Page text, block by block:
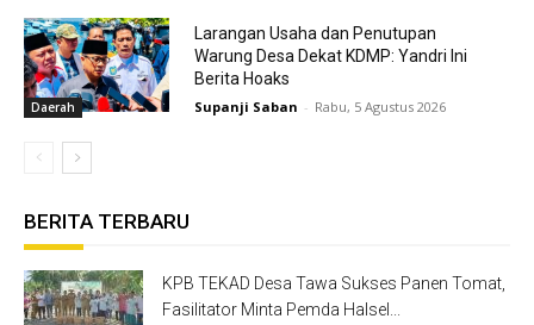
Daerah
Larangan Usaha dan Penutupan
Warung Desa Dekat KDMP: Yandri Ini
Berita Hoaks
Supanji Saban - Rabu, 5 Agustus 2026
BERITA TERBARU
KPB TEKAD Desa Tawa Sukses Panen Tomat,
Fasilitator Minta Pemda Halsel...